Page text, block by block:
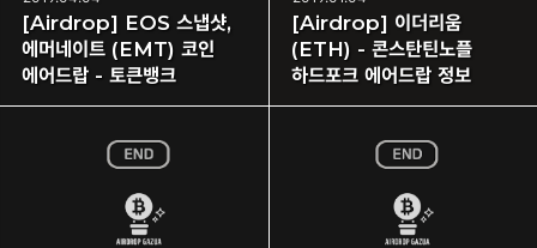
[Airdrop] EOS 스냅샷,
에머네이트 (EMT) 코인
에어드랍 - 토큰뱅크
[Airdrop] 이더리움
(ETH) - 콘스탄틴노플
하드포크 에어드랍 정보